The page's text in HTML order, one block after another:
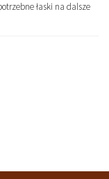
łaski na dalsze